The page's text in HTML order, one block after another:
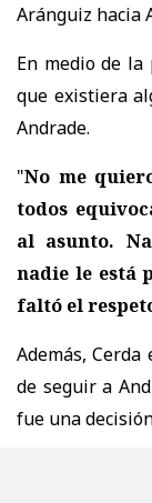
Aránguiz hacia
En medio de
que existiera
Andrade.
"No me
todos
al asunto.
nadie le está
faltó el
Además, Cerda
de seguir a
fue una